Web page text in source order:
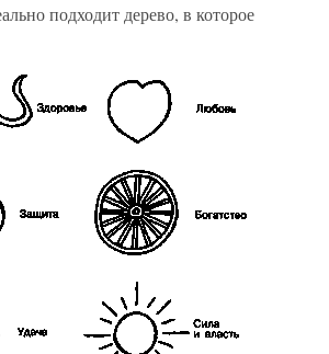
подходит дерево, в которое